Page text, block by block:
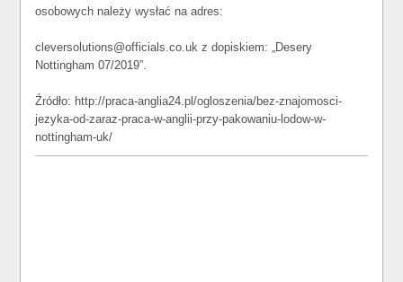
osobowych należy wysłać na adres:
cleversolutions@officials.co.uk z dopiskiem: „Desery
Nottingham 07/2019”.
Źródło: http://praca-anglia24.pl/ogloszenia/bez-znajomosci-
jezyka-od-zaraz-praca-w-anglii-przy-pakowaniu-lodow-w-
nottingham-uk/